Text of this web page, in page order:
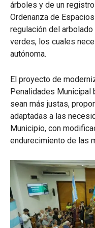
árboles y de un
Ordenanza de
regulación del
verdes, los cuales
autónoma.
El proyecto de
Penalidades Municipal
sean más justas,
adaptadas a las
Municipio, con
endurecimiento de las